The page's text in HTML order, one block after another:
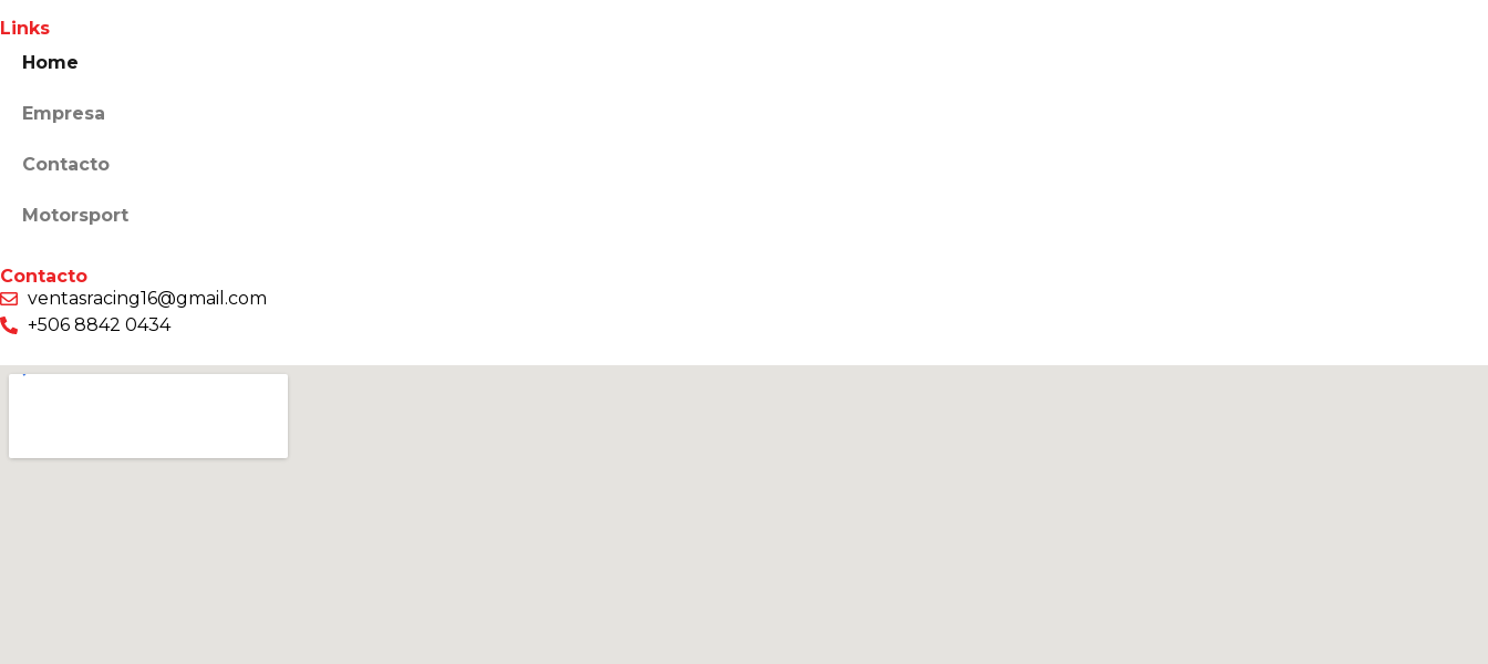
Links
Home
Empresa
Contacto
Motorsport
Contacto
ventasracing16@gmail.com
+506 8842 0434